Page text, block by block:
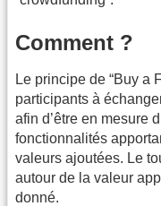
Comment ?
Le principe de “Buy a
participants à
afin d’être en mesure
fonctionnalités
valeurs ajoutées. Le
autour de la valeur
donné.